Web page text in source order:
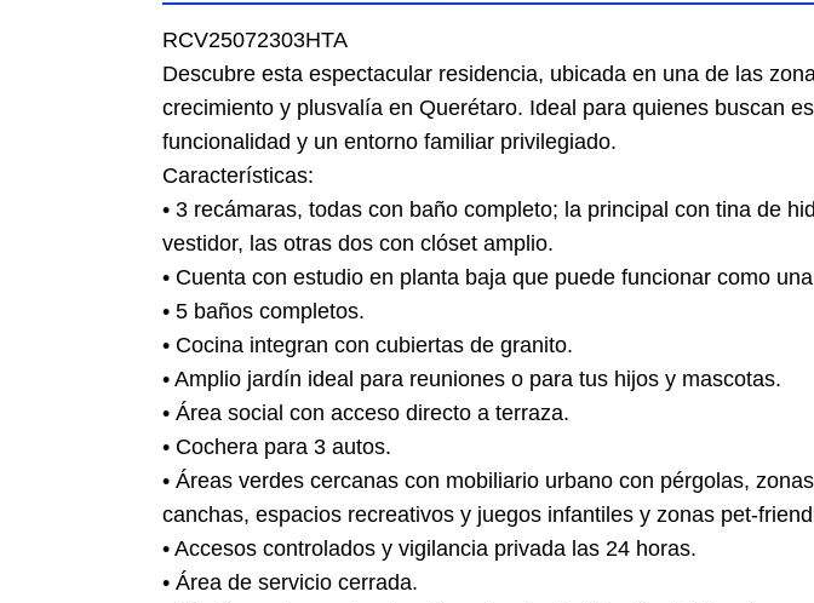
RCV25072303HTA
Descubre esta espectacular residencia, ubicada en una de las
crecimiento y plusvalía en Querétaro. Ideal para quienes buscan
funcionalidad y un entorno familiar privilegiado.
Características:
• 3 recámaras, todas con baño completo; la principal con tina de
vestidor, las otras dos con clóset amplio.
• Cuenta con estudio en planta baja que puede funcionar como
• 5 baños completos.
• Cocina integran con cubiertas de granito.
• Amplio jardín ideal para reuniones o para tus hijos y mascotas.
• Área social con acceso directo a terraza.
• Cochera para 3 autos.
• Áreas verdes cercanas con mobiliario urbano con pérgolas,
canchas, espacios recreativos y juegos infantiles y zonas pet-
• Accesos controlados y vigilancia privada las 24 horas.
• Área de servicio cerrada.